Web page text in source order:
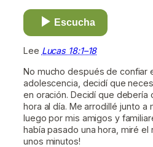
Escucha
Lee Lucas 18:1–18
No mucho después de confiar
adolescencia, decidí que
en oración. Decidí que debería
hora al día. Me arrodillé junto a
luego por mis amigos y
había pasado una hora, miré el
unos minutos!